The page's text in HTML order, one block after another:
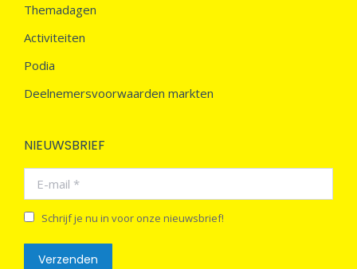
Themadagen
Activiteiten
Podia
Deelnemersvoorwaarden markten
NIEUWSBRIEF
E-mail *
Schrijf je nu in voor onze nieuwsbrief!
Verzenden